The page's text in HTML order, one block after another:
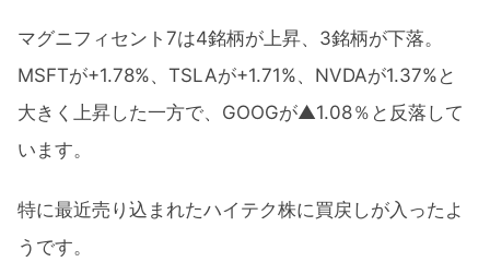
マグニフィセント7は4銘柄が上昇、3銘柄が下落。
MSFTが+1.78%、TSLAが+1.71%、NVDAが1.37%と
大きく上昇した一方で、GOOGが▲1.08％と反落して
います。
特に最近売り込まれたハイテク株に買戻しが入ったよ
うです。